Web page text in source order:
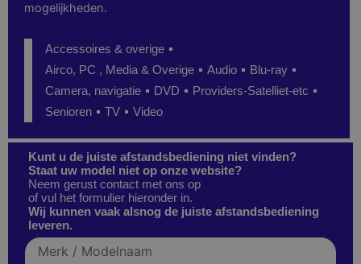
mogelijkheden.
Accessoires & overige
Airco, PC , Media & Overige
Audio
Blu-ray
Camera, navigatie
DVD
Providers-Satelliet-etc
Senioren
TV Video
Kunt u de juiste afstandsbediening niet vinden?
Staat uw model niet op onze website?
Neem gerust contact met ons op
of vul het formulier hieronder in.
Wij kunnen vaak alsnog de juiste afstandsbediening
leveren.
Merk